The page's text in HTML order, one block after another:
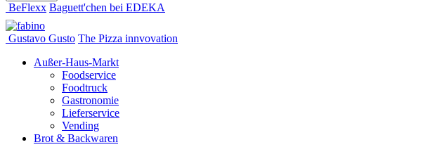
BeFlexx Baguett'chen bei EDEKA
Gustavo Gusto The Pizza innvovation
Außer-Haus-Markt
Foodservice
Foodtruck
Gastronomie
Lieferservice
Vending
Brot & Backwaren